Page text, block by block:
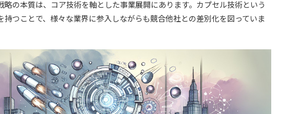
略の本質は、コア技術を軸とした事業展開にあります。カプセル技術という
持つことで、様々な業界に参入しながらも競合他社との差別化を図っていま